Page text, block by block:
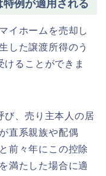
例が適用される
イホームを売却し
した譲渡所得のう
ることができま
び、売り主本人の居
直系親族や配偶
前々年にこの控除
満たした場合に適